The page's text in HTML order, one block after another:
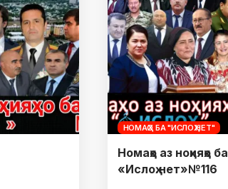
НОМАҲО БА "ИСЛОҲ.НЕТ"
Номаҳо аз ноҳияҳо ба
«Ислоҳ.нет»№116